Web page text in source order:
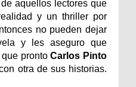
aquellos lectores que
y un thriller por
no pueden dejar
y les aseguro que
que prontoCarlos Pinto
otra de sus historias.